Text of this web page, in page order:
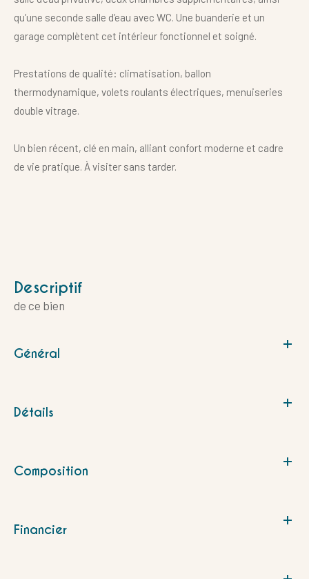
qu’une seconde salle d’eau avec WC. Une buanderie et un
garage complètent cet intérieur fonctionnel et soigné.
Prestations de qualité: climatisation, ballon
thermodynamique, volets roulants électriques, menuiseries
double vitrage.
Un bien récent, clé en main, alliant confort moderne et cadre
de vie pratique. À visiter sans tarder.
descriptif
de ce bien
Général
Détails
Composition
Financier